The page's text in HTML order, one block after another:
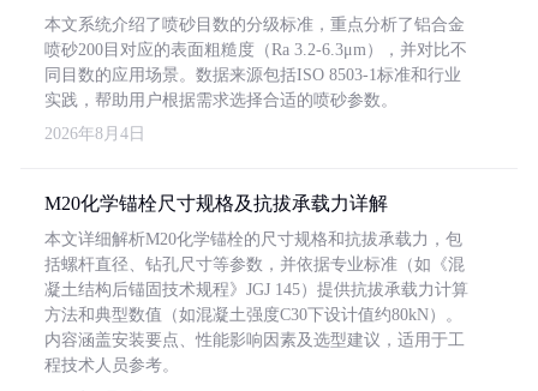
本文系统介绍了喷砂目数的分级标准，重点分析了铝合金
喷砂200目对应的表面粗糙度（Ra 3.2-6.3μm），并对比不
同目数的应用场景。数据来源包括ISO 8503-1标准和行业
实践，帮助用户根据需求选择合适的喷砂参数。
2026年8月4日
M20化学锚栓尺寸规格及抗拔承载力详解
本文详细解析M20化学锚栓的尺寸规格和抗拔承载力，包
括螺杆直径、钻孔尺寸等参数，并依据专业标准（如《混
凝土结构后锚固技术规程》JGJ 145）提供抗拔承载力计算
方法和典型数值（如混凝土强度C30下设计值约80kN）。
内容涵盖安装要点、性能影响因素及选型建议，适用于工
程技术人员参考。